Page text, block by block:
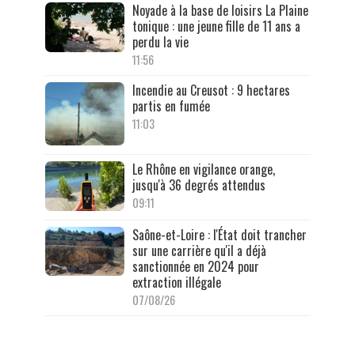
Noyade à la base de loisirs La Plaine
tonique : une jeune fille de 11 ans a
perdu la vie
11:56
Incendie au Creusot : 9 hectares
partis en fumée
11:03
Le Rhône en vigilance orange,
jusqu'à 36 degrés attendus
09:11
Saône-et-Loire : l'État doit trancher
sur une carrière qu'il a déjà
sanctionnée en 2024 pour
extraction illégale
07/08/26